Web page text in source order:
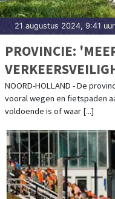
21 augustus 2024, 9:41 uur
PROVINCIE:
OVERLAST ROND
NOORD-HOLLAND - De
vooral wegen en fietspaden
voldoende is of waar [...]